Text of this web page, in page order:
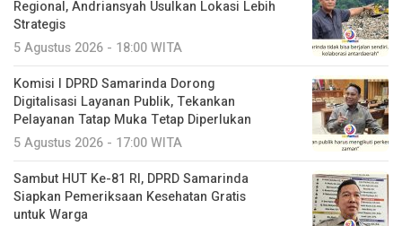
Regional, Andriansyah Usulkan Lokasi Lebih
Strategis
5 Agustus 2026 - 18:00 WITA
Komisi I DPRD Samarinda Dorong
Digitalisasi Layanan Publik, Tekankan
Pelayanan Tatap Muka Tetap Diperlukan
5 Agustus 2026 - 17:00 WITA
Sambut HUT Ke-81 RI, DPRD Samarinda
Siapkan Pemeriksaan Kesehatan Gratis
untuk Warga